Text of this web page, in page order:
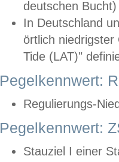
deutschen
In Deutschland
örtlich
Tide (LAT)"
Pegelkennwert:
Regulierungs-
Pegelkennwert:
Stauziel I einer